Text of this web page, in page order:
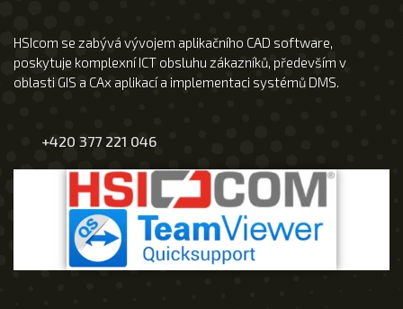
HSIcom se zabývá vývojem aplikačního CAD software,
poskytuje komplexní ICT obsluhu zákazníků, především v
oblasti GIS a CAx aplikací a implementaci systémů DMS.
+420 377 221 046